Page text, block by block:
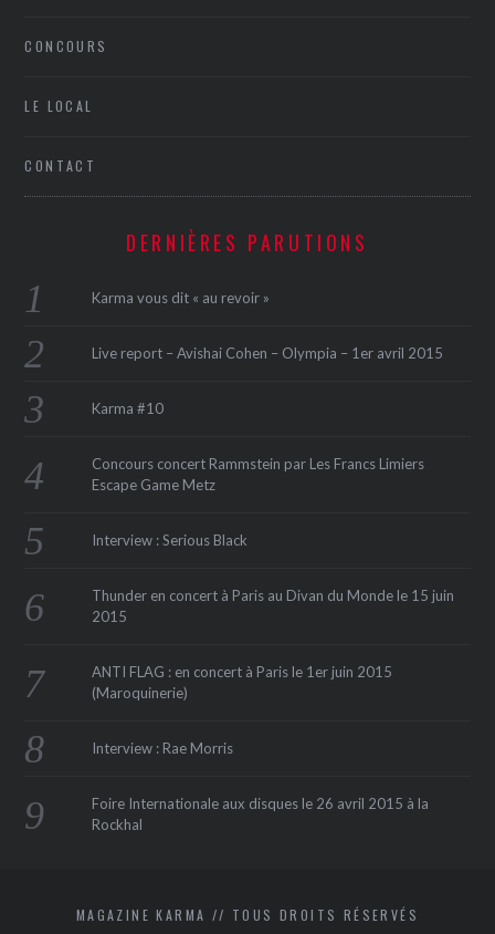
CONCOURS
LE LOCAL
CONTACT
DERNIÈRES PARUTIONS
Karma vous dit « au revoir »
Live report – Avishai Cohen – Olympia – 1er avril 2015
Karma #10
Concours concert Rammstein par Les Francs Limiers
Escape Game Metz
Interview : Serious Black
Thunder en concert à Paris au Divan du Monde le 15 juin
2015
ANTI FLAG : en concert à Paris le 1er juin 2015
(Maroquinerie‏)
Interview : Rae Morris
Foire Internationale aux disques le 26 avril 2015 à la
Rockhal
MAGAZINE KARMA // TOUS DROITS RÉSERVÉS